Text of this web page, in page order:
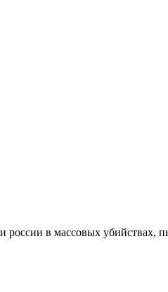
в массовых убийствах,